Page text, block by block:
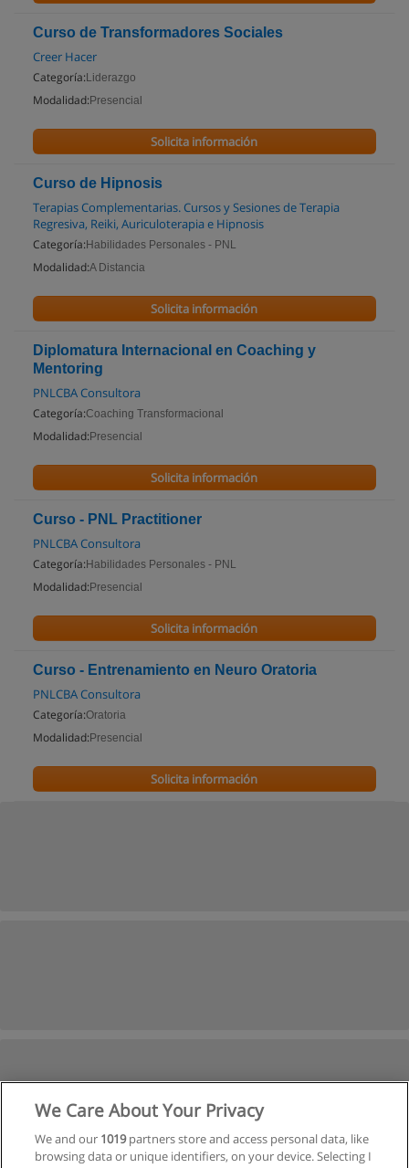
Curso de Transformadores Sociales
Creer Hacer
Categoría: Liderazgo
Modalidad: Presencial
Solicita información
Curso de Hipnosis
Terapias Complementarias. Cursos y Sesiones de Terapia
Regresiva, Reiki, Auriculoterapia e Hipnosis
Categoría: Habilidades Personales - PNL
Modalidad:A Distancia
Solicita información
Diplomatura Internacional en Coaching y
Mentoring
PNLCBA Consultora
Categoría:Coaching Transformacional
Modalidad: Presencial
Solicita información
Curso - PNL Practitioner
PNLCBA Consultora
Categoría: Habilidades Personales - PNL
Modalidad: Presencial
Solicita información
Curso - Entrenamiento en Neuro Oratoria
PNLCBA Consultora
Categoría:Oratoria
Modalidad: Presencial
Solicita información
We Care About Your Privacy
We and our 1019partners store and access personal data, like
browsing data or unique identifiers, on your device. Selecting I